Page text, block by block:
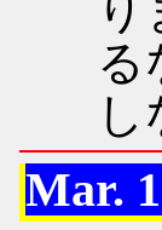
る
Mar.